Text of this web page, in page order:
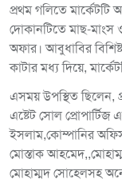
প্রথম গলিতে মার্কেটটি
দোকানটিতে মাছ-মাংস
অফার। আবুধাবির
কাটার মধ্য দিয়ে,
এসময় উপস্থিত ছিলেন,
এষ্টেট সোল
ইসলাম,কোম্পানির অফিস
মোস্তাক
মোহাম্মদ সোহেলসহ